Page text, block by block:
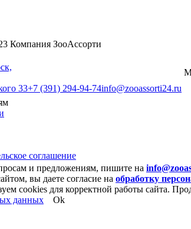
Компания ЗооАссорти
33+7 (391) 294-94-74info@zooassorti24.ru
соглашение
и предложениям, пишите на
вы даете согласие на обработку
cookies для корректной работы сайта.
данных
Ok